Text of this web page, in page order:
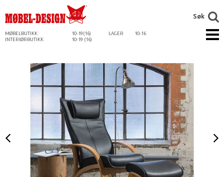
MØBELBUTIKK 10-19(16) LAGER
10-16
INTERIØRBUTIKK
10-19 (16)
Søk